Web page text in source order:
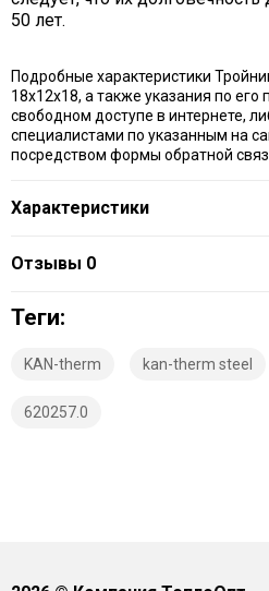
50 лет.
Подробные характеристики
18х12х18, а также указания по
свободном доступе в интернете,
специалистами по указанным на
посредством формы обратной
Характеристики
Отзывы 0
Теги:
KAN-therm kan-therm steel
620257.0